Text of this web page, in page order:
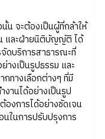
น จะต้องเป็นผู้ที่กล้าให้
และฝ่ายนิติบัญญัติ ได้
ดบริการสาธารณะที่
างเป็นรูปธรรม และ
ทางเลือกต่างๆ ที่มี
านได้อย่างเป็นรูป
งการได้อย่างชัดเจน
นในการปรับปรุงการ